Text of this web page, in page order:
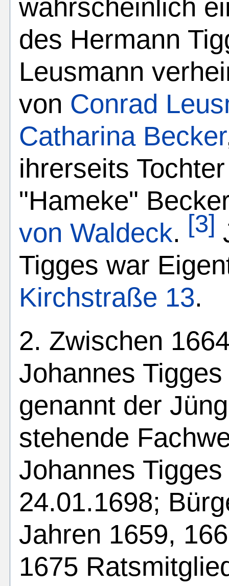
wahrscheinlich
des Hermann
Leusmann
von Conrad
Catharina Becker
ihrerseits
"Hameke"
von Waldeck. [3]
Tigges war
Kirchstraße 13.
2. Zwischen
Johannes
genannt der
stehende
Johannes
24.01.1698;
Jahren 1659,
1675